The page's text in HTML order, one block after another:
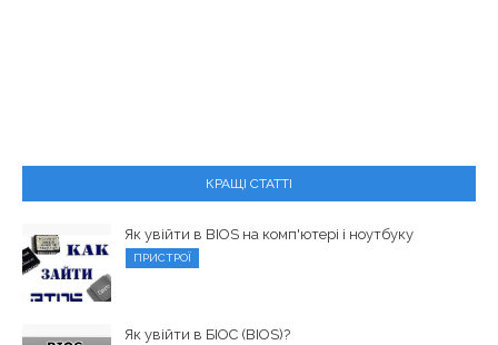
КРАЩІ СТАТТІ
Як увійти в BIOS на комп'ютері і ноутбуку
ПРИСТРОЇ
Як увійти в БІОС (BIOS)?